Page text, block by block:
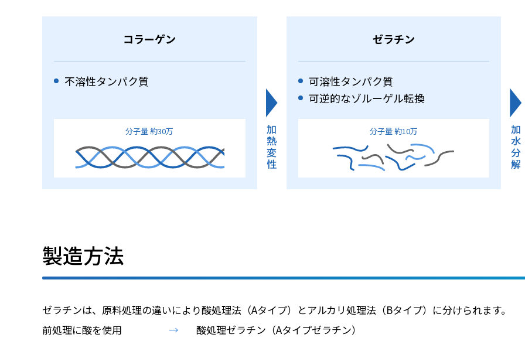
コラーゲン
不溶性タンパク質
分子量 約30万
加
熱
変
性
ゼラチン
可溶性タンパク質
可逆的なゾルーゲル転換
分子量 約10万
加
水
分
解
製造方法
ゼラチンは、原料処理の違いにより酸処理法（Aタイプ）とアルカリ処理法（Bタイプ）に分けられます。
前処理に酸を使用
酸処理ゼラチン（Aタイプゼラチン）